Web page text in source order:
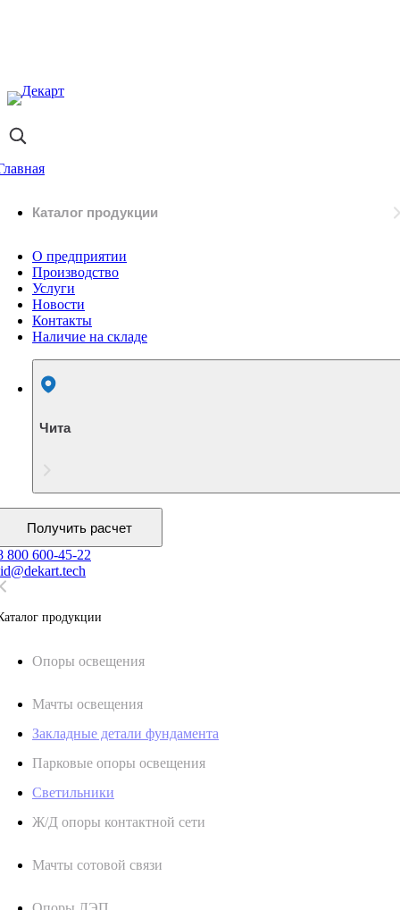
Каталог продукции
О предприятии
Производство
Услуги
Новости
Контакты
Наличие на складе
Чита
Получить расчет
800 600-45-22
продукции
Oпоры oсвeщения
Мачты освещения
Закладные детали фундамента
Парковые опоры освещения
Светильники
Ж/Д опоры контактной сети
Мачты сотовой связи